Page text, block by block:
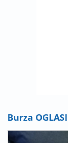
Burza OGLASI